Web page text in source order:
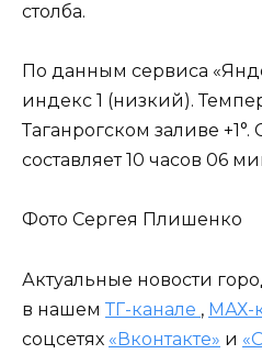
столба.
По данным сервиса
индекс 1 (низкий).
Таганрогском заливе
составляет 10 часов 06
Фото Сергея Плишенко
Актуальные новости
в нашем ТГ-канале , МАХ-
соцсетях «Вконтакте» и